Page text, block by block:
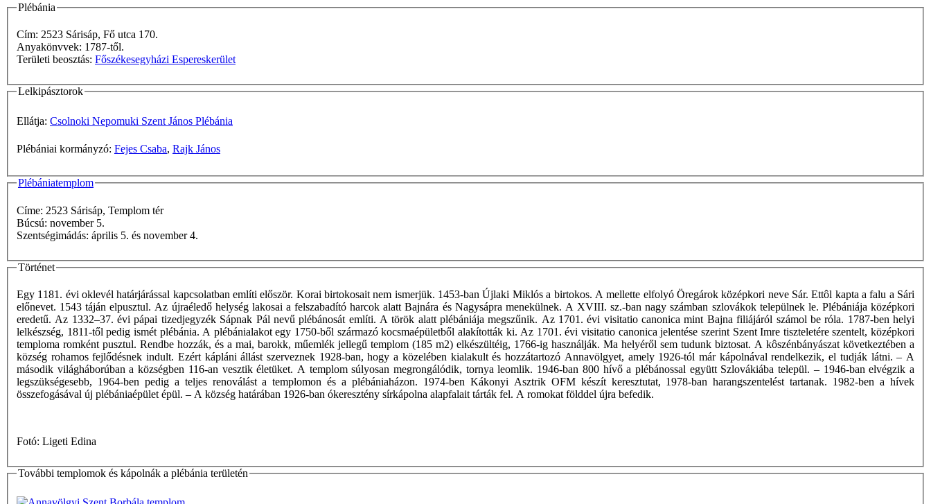
Plébánia
Cím: 2523 Sárisáp, Fő utca 170.
Anyakönvvek: 1787-től.
Területi beosztás: Főszékesegyházi Espereskerület
Lelkipásztorok
Ellátja: Csolnoki Nepomuki Szent János Plébánia
Plébániai kormányzó: Fejes Csaba, Rajk János
Plébániatemplom
Címe: 2523 Sárisáp, Templom tér
Búcsú: november 5.
Szentségimádás: április 5. és november 4.
Történet
Egy 1181. évi oklevél határjárással kapcsolatban említi először. Korai birtokosait nem ismerjük. 1453-ban Újlaki Miklós a birtokos. A mellette elfolyó Öregárok középkori neve Sár. Ettôl kapta a falu a Sári
előnevet. 1543 táján elpusztul. Az újraéledő helység lakosai a felszabadító harcok alatt Bajnára és Nagysápra menekülnek. A XVIII. sz.-ban nagy számban szlovákok települnek le. Plébániája középkori
eredetű. Az 1332–37. évi pápai tizedjegyzék Sápnak Pál nevű plébánosát említi. A török alatt plébániája megszűnik. Az 1701. évi visitatio canonica mint Bajna filiájáról számol be róla. 1787-ben helyi
lelkészség, 1811-től pedig ismét plébánia. A plébánialakot egy 1750-ből származó kocsmaépületből alakították ki. Az 1701. évi visitatio canonica jelentése szerint Szent Imre tiszteletére szentelt, középkori
temploma romként pusztul. Rendbe hozzák, és a mai, barokk, műemlék jellegű templom (185 m2) elkészültéig, 1766-ig használják. Ma helyéről sem tudunk biztosat. A kôszénbányászat következtében a
község rohamos fejlődésnek indult. Ezért kápláni állást szerveznek 1928-ban, hogy a közelében kialakult és hozzátartozó Annavölgyet, amely 1926-tól már kápolnával rendelkezik, el tudják látni. – A
második világháborúban a községben 116-an vesztik életüket. A templom súlyosan megrongálódik, tornya leomlik. 1946-ban 800 hívő a plébánossal együtt Szlovákiába települ. – 1946-ban elvégzik a
legszükségesebb, 1964-ben pedig a teljes renoválást a templomon és a plébániaházon. 1974-ben Kákonyi Asztrik OFM készít keresztutat, 1978-ban harangszentelést tartanak. 1982-ben a hívek
összefogásával új plébániaépület épül. – A község határában 1926-ban ókeresztény sírkápolna alapfalait tárták fel. A romokat földdel újra befedik.
Fotó: Ligeti Edina
További templomok és kápolnák a plébánia területén